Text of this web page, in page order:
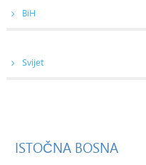
BiH
Svijet
ISTOČNA BOSNA